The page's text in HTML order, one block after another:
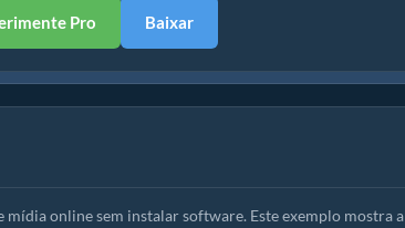
Pro Baixar
online sem instalar software. Este exemplo mostra a